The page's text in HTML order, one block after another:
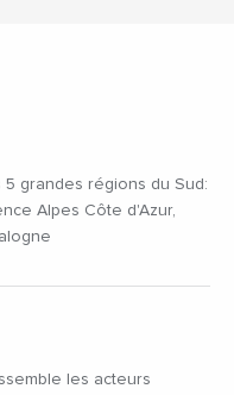
grandes régions du Sud:
Alpes Côte d'Azur,
les acteurs